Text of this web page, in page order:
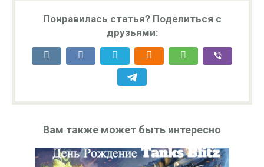
Понравилась статья? Поделиться с
друзьями:
Вам также может быть интересно